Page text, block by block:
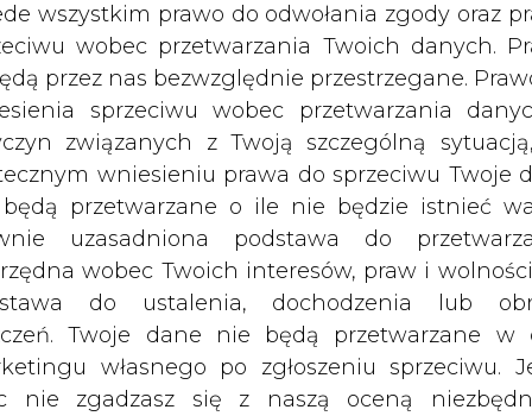
wszystkim prawo do odwołania zgody oraz
wobec przetwarzania Twoich danych.
przez nas bezwzględnie przestrzegane.
sprzeciwu wobec przetwarzania
związanych z Twoją szczególną
wniesieniu prawa do sprzeciwu Twoje
przetwarzane o ile nie będzie istnieć
uzasadniona podstawa do
wobec Twoich interesów, praw i
do ustalenia, dochodzenia lub
Twoje dane nie będą przetwarzane w
własnego po zgłoszeniu sprzeciwu.
nie zgadzasz się z naszą oceną
Iran zamierza znacznie zwiększyć
na to 14 mld dol. – powiedział szef
skorygowała swoją prognozę dla eksportu
baryłek dziennie. Choć wg umowy z
1 mln baryłek dziennie.
inteligencji. Wydawca portalu CIRE zgadza się na
publikacji do szkoleń treningowych LLM.